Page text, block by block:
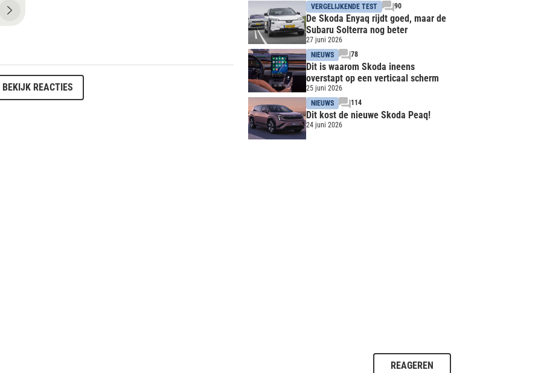
BEKIJK REACTIES
VERGELIJKENDE TEST
90
De Skoda Enyaq rijdt goed, maar de
Subaru Solterra nog beter
27 juni 2026
NIEUWS
78
Dit is waarom Skoda ineens
overstapt op een verticaal scherm
25 juni 2026
NIEUWS
114
Dit kost de nieuwe Skoda Peaq!
24 juni 2026
REAGEREN